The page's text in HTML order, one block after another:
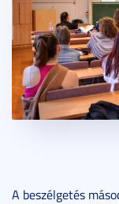
A beszélgetés